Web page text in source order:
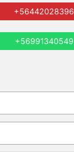
+56442028396
+56991340549